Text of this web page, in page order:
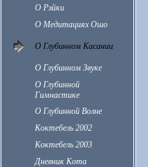
О Рэйки
О Медитациях Ошо
О Глубинном Касании
О Глубинном Звуке
О Глубинной
Гимнастике
О Глубинной Волне
Коктебель 2002
Коктебель 2003
Дневник Кота